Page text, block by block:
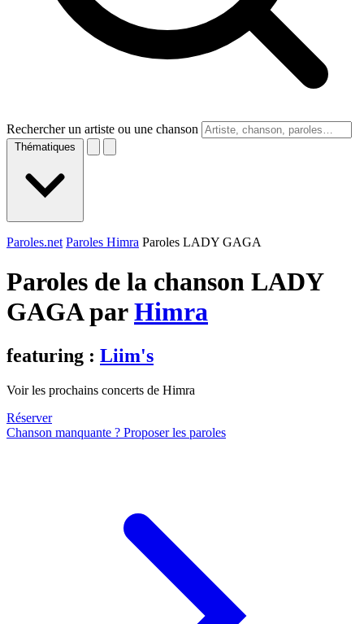
Rechercher un artiste ou une chanson
Thématiques
Paroles.net Paroles Himra Paroles LADY GAGA
Paroles de la chanson LADY
GAGA parHimra
featuring : Liim's
Voir les prochains concerts de Himra
Réserver
Chanson manquante ? Proposer les paroles